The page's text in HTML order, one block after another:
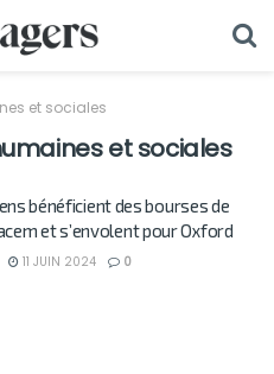
et sociales
et sociales
bénéficient des bourses de
et s’envolent pour Oxford
11 JUIN 2024 0